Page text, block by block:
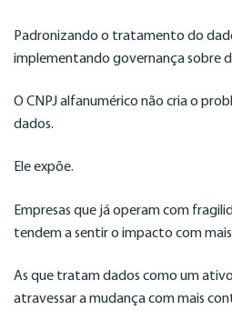
Padronizando o tratamento do
implementando governança sobre
O CNPJ alfanumérico não cria o
dados.
Ele expõe.
Empresas que já operam com
tendem a sentir o impacto com
As que tratam dados como um
atravessar a mudança com mais